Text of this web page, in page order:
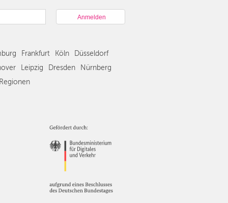
Hamburg
Düsseldorf
Stuttgart
Nürnberg
Wien
Zürich
Frankfurt Köln
Düsseldorf
Leipzig Dresden
Nürnberg